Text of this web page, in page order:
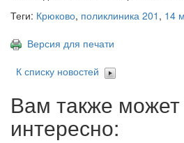
Теги: Крюково, поликлиника 201 , 14
Версия для печати
К списку новостей
Вам также
интересно: